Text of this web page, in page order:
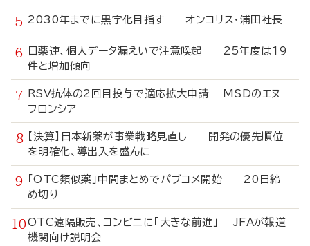
2030年までに黒字化目指す オンコリス・浦田社長
日薬連、個人データ漏えいで注意喚起 25年度は19
件と増加傾向
RSV抗体の2回目投与で適応拡大申請 MSDのエヌ
フロンシア
【決算】日本新薬が事業戦略見直し 開発の優先順位
を明確化、導出入を盛んに
「OTC類似薬」中間まとめでパブコメ開始 20日締
め切り
OTC遠隔販売、コンビニに「大きな前進」 JFAが報道
機関向け説明会